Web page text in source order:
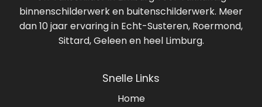
binnenschilderwerk en buitenschilderwerk. Meer
dan 10 jaar ervaring in Echt-Susteren, Roermond,
Sittard, Geleen en heel Limburg.
Snelle Links
Home